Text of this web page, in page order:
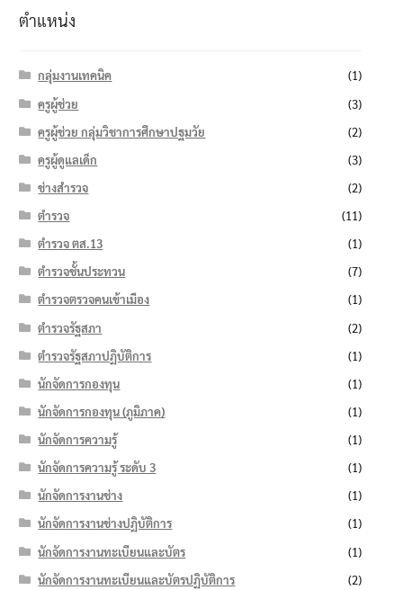
ตำแหน่ง
กลุ่มงานเทคนิค
(1)
ครูผู้ช่วย
(3)
ครูผู้ช่วย กลุ่มวิชาการศึกษาปฐมวัย
(2)
ครูผู้ดูแลเด็ก
(3)
ช่างสำรวจ
(2)
ตำรวจ
(11)
ตำรวจ ตส.13
(1)
ตำรวจชั้นประทวน
(7)
ตำรวจตรวจคนเข้าเมือง
(1)
ตำรวจรัฐสภา
(2)
ตำรวจรัฐสภาปฏิบัติการ
(1)
นักจัดการกองทุน
(1)
นักจัดการกองทุน (ภูมิภาค)
(1)
นักจัดการความรู้
(1)
นักจัดการความรู้ ระดับ 3
(1)
นักจัดการงานช่าง
(1)
นักจัดการงานช่างปฏิบัติการ
(1)
นักจัดการงานทะเบียนและบัตร
(1)
นักจัดการงานทะเบียนและบัตรปฏิบัติการ
(2)